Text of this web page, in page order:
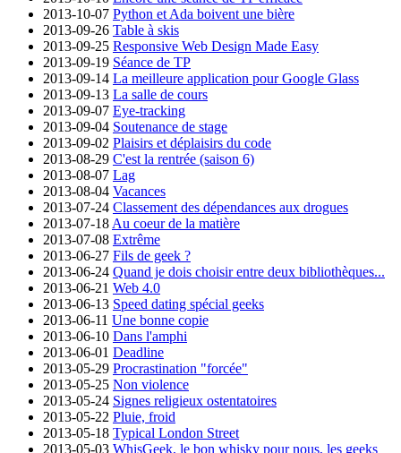
2013-10-07 Python et Ada boivent une bière
2013-09-26 Table à skis
2013-09-25 Responsive Web Design Made Easy
2013-09-19 Séance de TP
2013-09-14 La meilleure application pour Google Glass
2013-09-13 La salle de cours
2013-09-07 Eye-tracking
2013-09-04 Soutenance de stage
2013-09-02 Plaisirs et déplaisirs du code
2013-08-29 C'est la rentrée (saison 6)
2013-08-07 Lag
2013-08-04 Vacances
2013-07-24 Classement des dépendances aux drogues
2013-07-18 Au coeur de la matière
2013-07-08 Extrême
2013-06-27 Fils de geek ?
2013-06-24 Quand je dois choisir entre deux bibliothèques...
2013-06-21 Web 4.0
2013-06-13 Speed dating spécial geeks
2013-06-11 Une bonne copie
2013-06-10 Dans l'amphi
2013-06-01 Deadline
2013-05-29 Procrastination "forcée"
2013-05-25 Non violence
2013-05-24 Signes religieux ostentatoires
2013-05-22 Pluie, froid
2013-05-18 Typical London Street
2013-05-03 WhisGeek, le bon whisky pour nous, les geeks